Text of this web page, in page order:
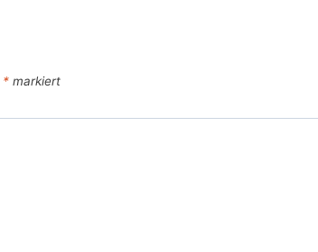
* markiert